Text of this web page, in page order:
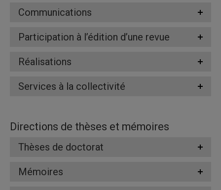
Communications
Participation à l’édition d’une revue
Réalisations
Services à la collectivité
Directions de thèses et mémoires
Thèses de doctorat
Mémoires